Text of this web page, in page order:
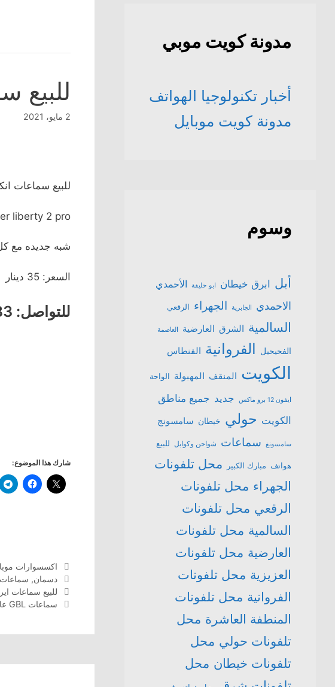
للبيع
2 مايو، 2021
للبيع سماعات انكير 2
liberty 2 pro
شبه جديده مع
السعر: 35 دينار
للتواصل: 94131083
شارك هذا الموضوع:
التصنيفات
اكسسوارات
الوسوم
دسمان, سماعات
للبيع سماعات
سماعات GBL عازلة للصوت للبيع
مدونة كويت موبي
أخبار تكنولوجيا الهواتف
مدونة كويت موبايل
وسوم
أبل ابرق خيطان ابو حليفة الأحمدي
الاحمدي الجابرية الجهراء الرقعي
السالمية الشرق العارضية العاصمة
الفحيحيل الفروانية الفنطاس
الكويت المنقف المهبولة الواحة
ايفون 12 برو ماكس جديد جميع مناطق
الكويت حولي خيطان سامسونج
سامسونغ سماعات شواحن وكوابل للبيع
هواتف مبارك الكبير
محل تلفونات
الجهراء محل تلفونات
الرقعي محل تلفونات
السالمية محل تلفونات
العارضية محل تلفونات
العزيزية محل تلفونات
الفروانية محل تلفونات
المنطفة العاشرة محل
تلفونات حولي محل
تلفونات خيطان محل